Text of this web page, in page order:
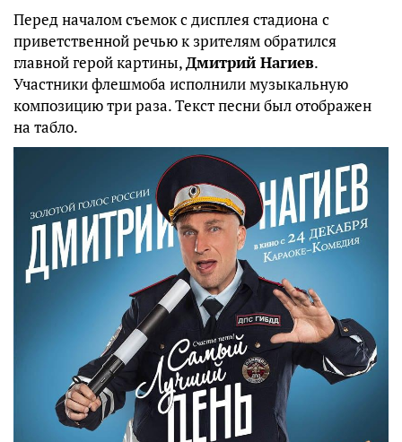
Перед началом съемок с дисплея стадиона с
приветственной речью к зрителям обратился
главной герой картины,Дмитрий Нагиев.
Участники флешмоба исполнили музыкальную
композицию три раза. Текст песни был отображен
на табло.